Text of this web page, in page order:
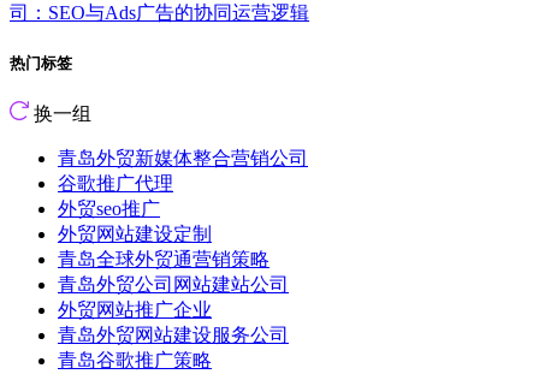
司：SEO与Ads广告的协同运营逻辑
热门标签
换一组
青岛外贸新媒体整合营销公司
谷歌推广代理
外贸seo推广
外贸网站建设定制
青岛全球外贸通营销策略
青岛外贸公司网站建站公司
外贸网站推广企业
青岛外贸网站建设服务公司
青岛谷歌推广策略